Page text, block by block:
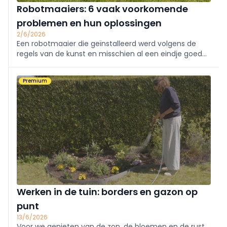
Robotmaaiers: 6 vaak voorkomende
problemen en hun oplossingen
2/6/2026
Een robotmaaier die geïnstalleerd werd volgens de
regels van de kunst en misschien al een eindje goed
oorzaak vaak niet bij een defect toestel. Dit zijn de
meest voorkomende problemen en hun oplossingen.
Premium
Werken in de tuin: borders en gazon op
punt
13/6/2026